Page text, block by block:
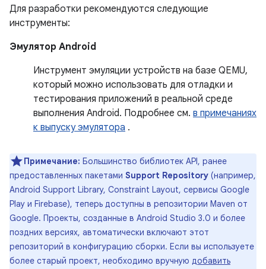
Для разработки рекомендуются следующие
инструменты:
Эмулятор Android
Инструмент эмуляции устройств на базе QEMU,
который можно использовать для отладки и
тестирования приложений в реальной среде
выполнения Android. Подробнее см. в примечаниях
к выпуску эмулятора .
Примечание: Большинство библиотек API, ранее
предоставленных пакетами Support Repository (например,
Android Support Library, Constraint Layout, сервисы Google
Play и Firebase), теперь доступны в репозитории Maven от
Google. Проекты, созданные в Android Studio 3.0 и более
поздних версиях, автоматически включают этот
репозиторий в конфигурацию сборки. Если вы используете
более старый проект, необходимо вручную добавить